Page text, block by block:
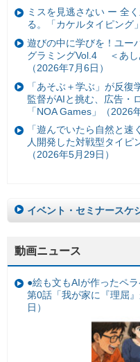
ミスを見逃さない ー 全
る。「カケルタイピング
遊びの中に学びを！ユー
グラミングVol.4 ＜あし
（2026年7月6日）
「あそぶ＋学ぶ」が反
監督がAIと挑む、広告・
「NOA Games」（2026
「遊んでいたら自然と
人開発した対戦型タイピ
（2026年5月29日）
イベント・セミナースケ
動画ニュース
●絵も文もAIが作ったペ
第0話「我が家に『理屈
日）